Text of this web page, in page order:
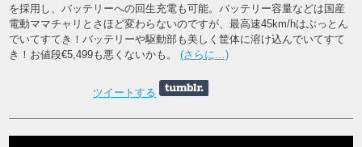
を採用し、バッテリーへの回生充電も可能。バッテリー容量などは国産
電動ママチャリとさほど変わらないのですが、最高速45km/hはぶっとん
でいてすてき！バッテリーや駆動部も美しく筐体に溶け込んでいてすて
き！お値段€5,499も悪くないかも。(さらに…)
ツイートする